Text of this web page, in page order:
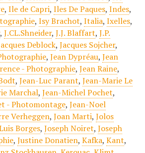
, Ile de Capri, Iles De Paques, Indes,
, Isy Brachot, Italia, Ixelles,
, J.CL.Shneider, J.J. Blaffart, J.P.
Deblock, Jacques Sojcher,
, Jean Dypréau, Jean
- Photographie, Jean Raine,
, Jean-Luc Parant, Jean-Marie Le
Marchal, Jean-Michel Pochet,
- Photomontage, Jean-Noel
Verheggen, Joan Marti, Jolos
Borges, Joseph Noiret, Joseph
, Justine Donatien, Kafka, Kant,